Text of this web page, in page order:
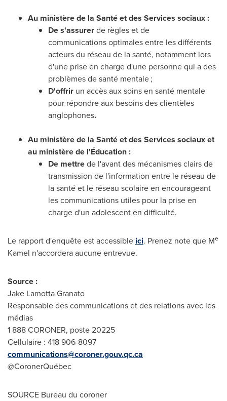
Au ministère de la Santé et des Services sociaux :
De s'assurerde règles et de
communications optimales entre les différents
acteurs du réseau de la santé, notamment lors
d'une prise en charge d'une personne qui a des
problèmes de santé mentale ;
D'offrir un accès aux soins en santé mentale
pour répondre aux besoins des clientèles
anglophones.
Au ministère de la Santé et des Services sociaux et
au ministère de l'Éducation :
De mettrede l'avant des mécanismes clairs de
transmission de l'information entre le réseau de
la santé et le réseau scolaire en encourageant
les communications utiles pour la prise en
charge d'un adolescent en difficulté.
Le rapport d'enquête est accessible ici. Prenez note que Me
Kamel n'accordera aucune entrevue.
Source :
Jake Lamotta Granato
Responsable des communications et des relations avec les
médias
1 888 CORONER, poste 20225
Cellulaire : 418 906-8097
communications@coroner.gouv.qc.ca
@CoronerQuébec
SOURCE Bureau du coroner